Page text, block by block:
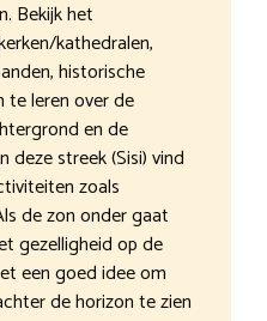
Bekijk het
kathedralen,
historische
te leren over de
en de
deze streek (Sisi) vind
zoals
de zon onder gaat
gezelligheid op de
een goed idee om
de horizon te zien